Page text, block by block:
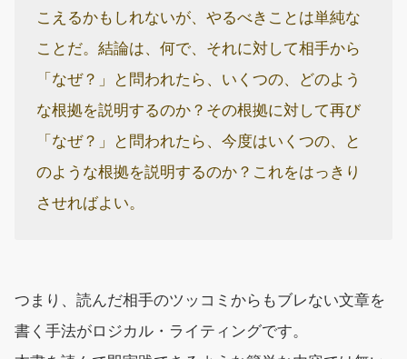
こえるかもしれないが、やるべきことは単純な
ことだ。結論は、何で、それに対して相手から
「なぜ？」と問われたら、いくつの、どのよう
な根拠を説明するのか？その根拠に対して再び
「なぜ？」と問われたら、今度はいくつの、と
のような根拠を説明するのか？これをはっきり
させればよい。
つまり、読んだ相手のツッコミからもブレない文章を
書く手法がロジカル・ライティングです。